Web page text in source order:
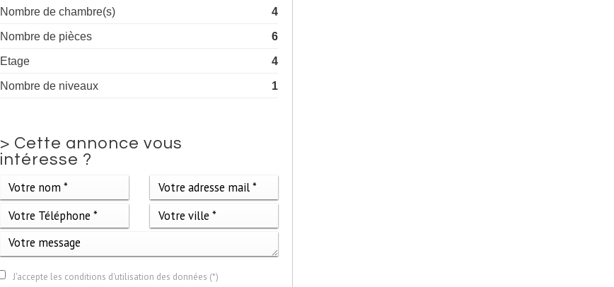
Nombre de chambre(s)
4
Nombre de pièces
6
Etage
4
Nombre de niveaux
1
> Cette annonce vous
intéresse ?
J'accepte les conditions d'utilisation des données (*)